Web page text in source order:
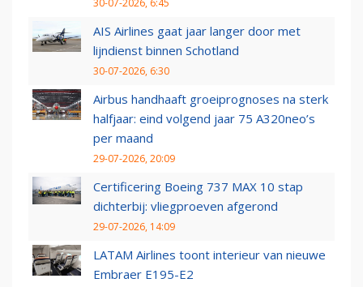
30-07-2026, 6:45
AIS Airlines gaat jaar langer door met
lijndienst binnen Schotland
30-07-2026, 6:30
Airbus handhaaft groeiprognoses na sterk
halfjaar: eind volgend jaar 75 A320neo’s
per maand
29-07-2026, 20:09
Certificering Boeing 737 MAX 10 stap
dichterbij: vliegproeven afgerond
29-07-2026, 14:09
LATAM Airlines toont interieur van nieuwe
Embraer E195-E2